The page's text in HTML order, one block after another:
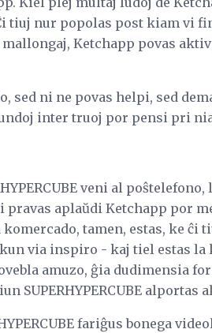
tiuj nur popolas post kiam vi
Ketchapp povas
sed ni ne povas helpi, sed
inter truoj por pensi pri
veni al
aplaŭdi Ketchapp por
tamen, estas, ke ĉi
via inspiro - kaj tiel estas la
amuzo, ĝia dudimensia
SUPERHYPERCUBE alportas
fariĝus bonega